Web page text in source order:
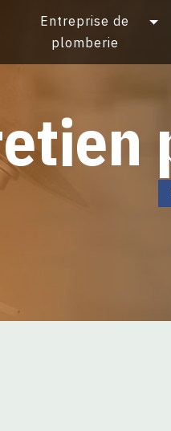
Entreprise de
plomberie